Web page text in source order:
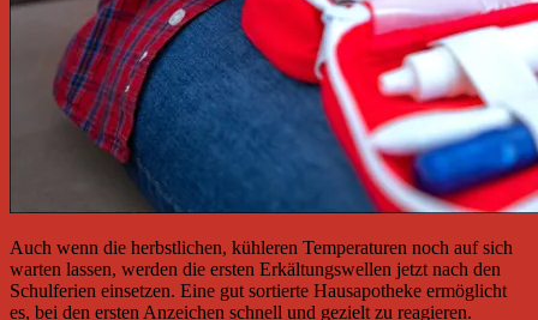
Auch wenn die herbstlichen, kühleren Temperaturen noch auf sich
warten lassen, werden die ersten Erkältungswellen jetzt nach den
Schulferien einsetzen. Eine gut sortierte Hausapotheke ermöglicht
es, bei den ersten Anzeichen schnell und gezielt zu reagieren.